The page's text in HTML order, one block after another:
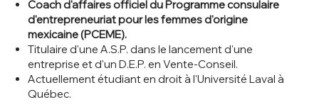
Coach d'affaires officiel du Programme consulaire
d'entrepreneuriat pour les femmes d'origine
mexicaine (PCEME).
Titulaire d'une A.S.P. dans le lancement d'une
entreprise et d'un D.E.P. en Vente-Conseil.
Actuellement étudiant en droit à l'Université Laval à
Québec.